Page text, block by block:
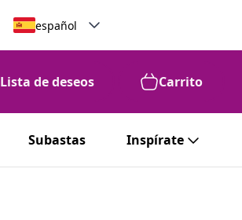
español
Lista de deseos Carrito
Subastas Inspírate